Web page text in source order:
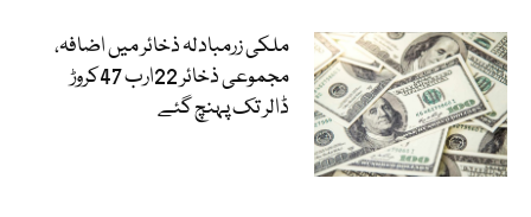
ملکی زرمبادلہ ذخائر میں اضافہ،
مجموعی ذخائر 22ارب 47کروڑ
ڈالر تک پہنچ گئے